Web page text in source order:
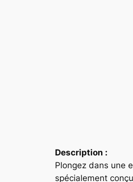
Description :
Plongez dans une
spécialement